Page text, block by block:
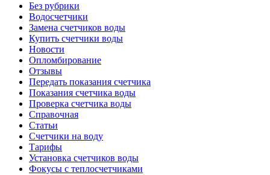
Без рубрики
Водосчетчики
Замена счетчиков воды
Купить счетчики воды
Новости
Опломбирование
Отзывы
Передать показания счетчика
Показания счетчика воды
Проверка счетчика воды
Справочная
Статьи
Счетчики на воду
Тарифы
Установка счетчиков воды
Фокусы с теплосчетчиками